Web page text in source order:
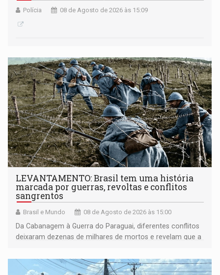
Polícia 08 de Agosto de 2026 às 15:09
LEVANTAMENTO: Brasil tem uma história
marcada por guerras, revoltas e conflitos
sangrentos
Brasil e Mundo 08 de Agosto de 2026 às 15:00
Da Cabanagem à Guerra do Paraguai, diferentes conflitos
deixaram dezenas de milhares de mortos e revelam que a
territoriais e sociais